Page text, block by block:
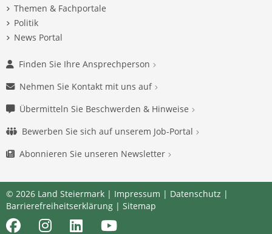
Themen & Fachportale
Politik
News Portal
Finden Sie Ihre Ansprechperson
Nehmen Sie Kontakt mit uns auf
Übermitteln Sie Beschwerden & Hinweise
Bewerben Sie sich auf unserem Job-Portal
Abonnieren Sie unseren Newsletter
© 2026 Land Steiermark | Impressum | Datenschutz |
Barrierefreiheitserklärung | Sitemap
FacebookInstagramLinkedInYoutube